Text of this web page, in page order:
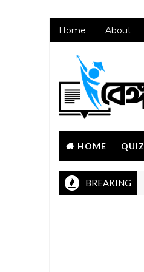
Home About
HOME QUIZ
BREAKING